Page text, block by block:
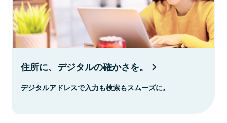
住所に、デジタルの確かさを。
デジタルアドレスで入力も検索もスムーズに。